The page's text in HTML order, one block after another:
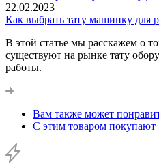
22.02.2023
Как выбрать тату машинку для
В этой статье мы расскажем о
существуют на рынке тату
работы.
Вам также может
С этим товаром покупают